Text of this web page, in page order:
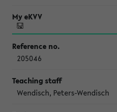
205046
Wendisch, Peters-Wendisch